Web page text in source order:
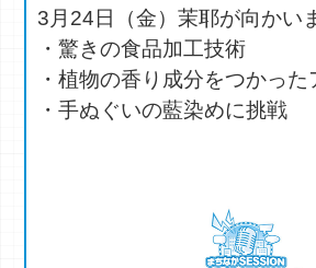
3月24日（金）茉耶が向かい
・驚きの食品加工技術
・植物の香り成分をつかっ
・手ぬぐいの藍染めに挑戦